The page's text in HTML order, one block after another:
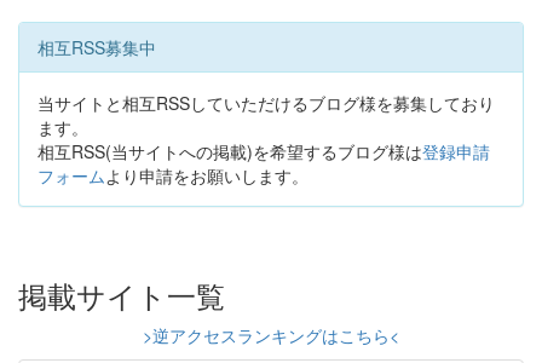
相互RSS募集中
当サイトと相互RSSしていただけるブログ様を募集しており
ます。
相互RSS(当サイトへの掲載)を希望するブログ様は登録申請
フォームより申請をお願いします。
掲載サイト一覧
>逆アクセスランキングはこちら<